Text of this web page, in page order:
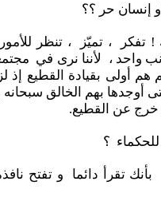
إنسان حر ؟؟
، تميّز ، تنظر
واحد ، لأننا نرى في
هم أولى بقيادة القطيع إذ
أوجدها بهم الخالق
خرج عن القطيع.
؟
تقرأ دائما و تفتح